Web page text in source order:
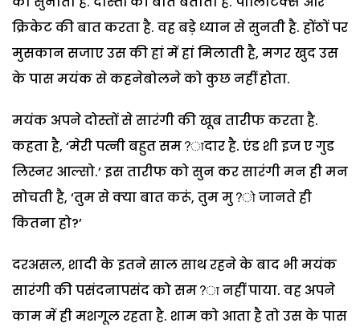
क्रिकेट की बात करता है. वह बड़े ध्यान से सुनती है. होंठों पर
मुसकान सजाए उस की हां में हां मिलाती है, मगर खुद उस
के पास मयंक से कहनेबोलने को कुछ नहीं होता.
मयंक अपने दोस्तों से सारंगी की खूब तारीफ करता है.
कहता है, ‘मेरी पत्नी बहुत सम?ादार है. एंड शी इज ए गुड
लिस्नर आल्सो.’ इस तारीफ को सुन कर सारंगी मन ही मन
सोचती है, ‘तुम से क्या बात करूं, तुम मु?ो जानते ही
कितना हो?’
दरअसल, शादी के इतने साल साथ रहने के बाद भी मयंक
सारंगी की पसंदनापसंद को सम?ा नहीं पाया. वह अपने
काम में ही मशगूल रहता है. शाम को आता है तो उस के पास